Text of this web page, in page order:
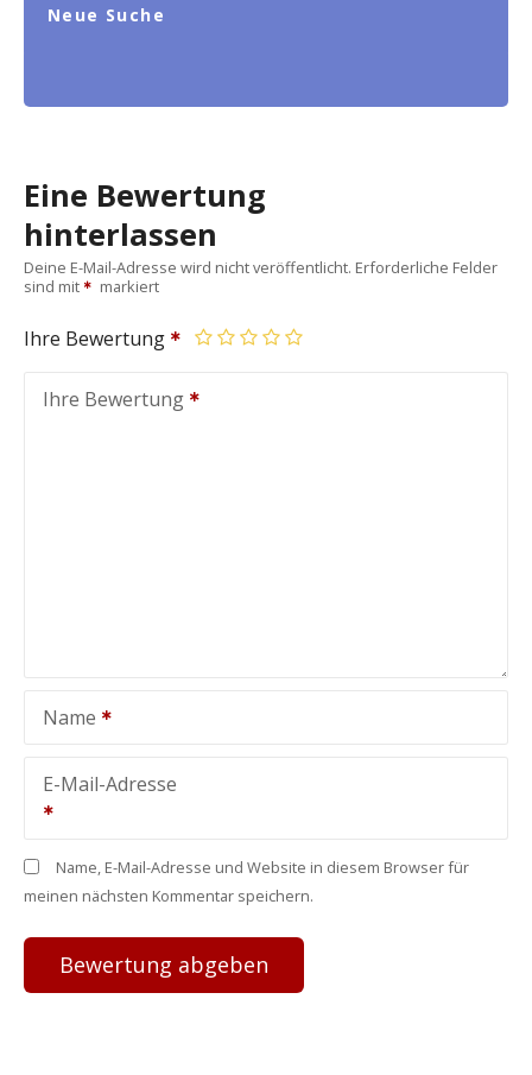
Neue Suche
Eine Bewertung
hinterlassen
Deine E-Mail-Adresse wird nicht veröffentlicht. Erforderliche Felder
sind mit
markiert
Ihre Bewertung
Ihre Bewertung
Name
E-Mail-Adresse
Name, E-Mail-Adresse und Website in diesem Browser für
meinen nächsten Kommentar speichern.